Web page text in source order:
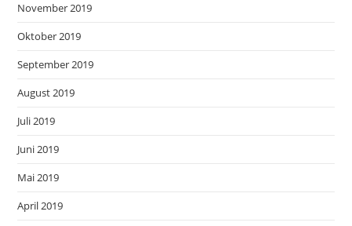
November 2019
Oktober 2019
September 2019
August 2019
Juli 2019
Juni 2019
Mai 2019
April 2019